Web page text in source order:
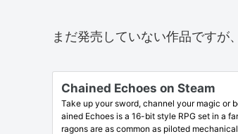
まだ発売していない作品ですが